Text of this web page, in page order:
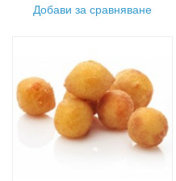
Добави за сравняване